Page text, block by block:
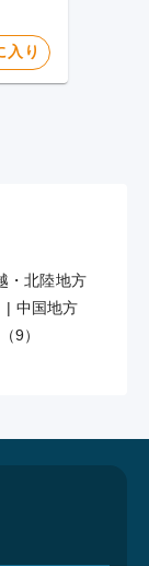
入り
・北陸地方
| 中国地方
9）